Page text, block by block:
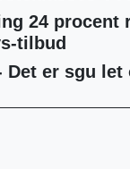
24 procent
tilbud
Det er sgu let